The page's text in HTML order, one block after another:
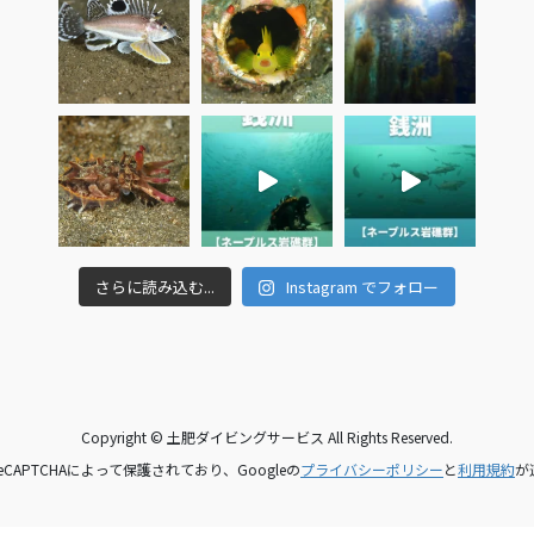
さらに読み込む... Instagram でフォロー
Copyright © 土肥ダイビングサービス All Rights Reserved.
によって保護されており、Googleのプライバシーポリシーと利用規約が